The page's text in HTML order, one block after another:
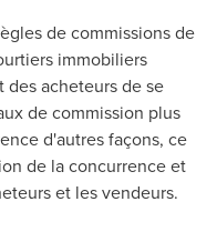
de commissions de
immobiliers
des acheteurs de se
de commission plus
d'autres façons, ce
de la concurrence et
et les vendeurs.